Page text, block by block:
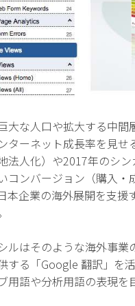
大な人口や拡大する中
ターネット成長率を見
法人化）や2017年のシ
コンバージョン（購入
本企業の海外展開を支
ルはそのような海外事
する「Google 翻訳」を
用語や分析用語の表現を